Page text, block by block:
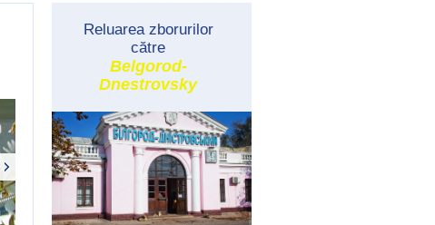
Reluarea zborurilor
către
Belgorod-
Dnestrovsky